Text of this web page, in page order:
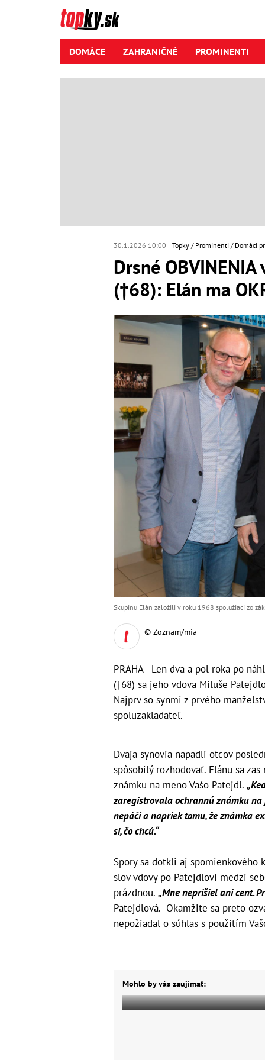
DOMÁCE ZAHRANIČNÉ PROMINENTI
30.1.2026 10:00 Topky Prominenti Domáci
Drsné
(†68): Elán ma
Skupinu Elán založili v roku 1968 spolužiaci zo
© Zoznam/mia
PRAHA - Len dva a pol roka po
(†68) sa jeho vdova Miluše
Najprv so synmi z prvého
spoluzakladateľ.
Dvaja synovia napadli otcov
spôsobilý rozhodovať. Elánu sa
známku na meno Vašo Patejdl.
zaregistrovala ochrannú známku na
nepáči a napriek tomu, že známka
si, čo chcú.“
Spory sa dotkli aj spomienkového
slov vdovy po Patejdlovi medzi
prázdnou. „Mne neprišiel ani cent.
Patejdlová. Okamžite sa preto
nepožiadal o súhlas s použitím
Mohlo by vás zaujímať: